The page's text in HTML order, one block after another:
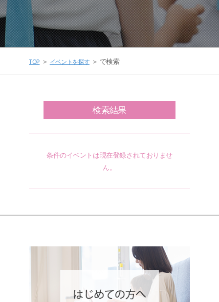
TOP＞ イベントを探す＞ で検索
検索結果
条件のイベントは現在登録されておりませ
ん。